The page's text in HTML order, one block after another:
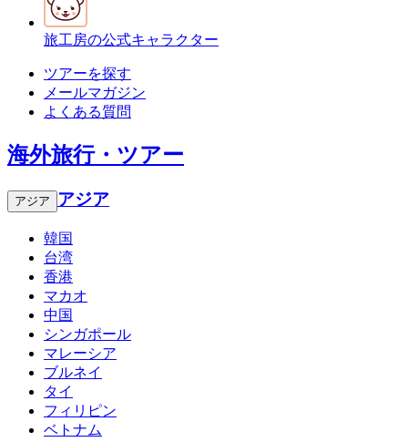
旅工房の公式キャラクター
ツアーを探す
メールマガジン
よくある質問
海外旅行・ツアー
アジア アジア
韓国
台湾
香港
マカオ
中国
シンガポール
マレーシア
ブルネイ
タイ
フィリピン
ベトナム